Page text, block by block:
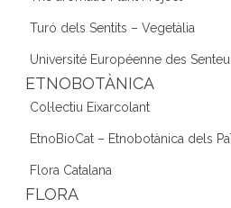
Turó dels Sentits – Vegetàlia
Université Européenne des
ETNOBOTÀNICA
Col·lectiu Eixarcolant
EtnoBioCat – Etnobotànica dels
Flora Catalana
FLORA